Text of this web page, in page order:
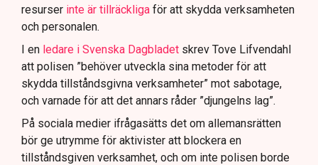
resurser inte är tillräckliga för att skydda verksamheten
och personalen.
I en ledare i Svenska Dagbladet skrev Tove Lifvendahl
att polisen ”behöver utveckla sina metoder för att
skydda tillståndsgivna verksamheter” mot sabotage,
och varnade för att det annars råder ”djungelns lag”.
På sociala medier ifrågasätts det om allemansrätten
bör ge utrymme för aktivister att blockera en
tillståndsgiven verksamhet, och om inte polisen borde